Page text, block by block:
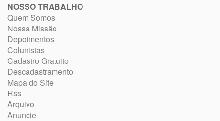
NOSSO TRABALHO
Quem Somos
Nossa Missão
Depoimentos
Colunistas
Cadastro Gratuito
Descadastramento
Mapa do Site
Rss
Arquivo
Anuncie